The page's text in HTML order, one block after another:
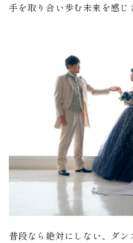
手を取り合い歩む未来を感じ
普段なら絶対にしない、ダ